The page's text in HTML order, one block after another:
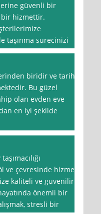
güvenli bir
bir hizmettir.
taşınma sürecinizi
biridir ve tarihi,
Bu güzel
olan evden eve
en iyi şekilde
ve çevresinde hizmet
kaliteli ve güvenilir
önemli bir
stresli bir